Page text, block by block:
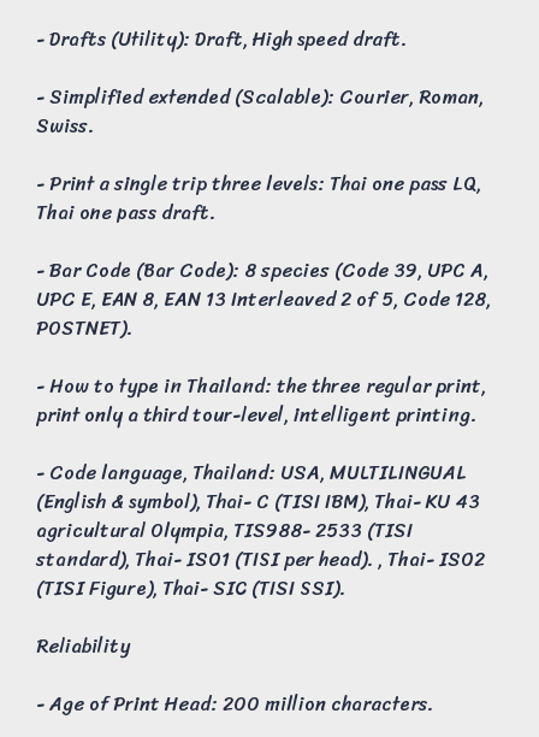
- Drafts (Utility): Draft, High speed draft.
- Simplified extended (Scalable): Courier, Roman,
Swiss.
- Print a single trip three levels: Thai one pass LQ,
Thai one pass draft.
- Bar Code (Bar Code): 8 species (Code 39, UPC A,
UPC E, EAN 8, EAN 13 Interleaved 2 of 5, Code 128,
POSTNET).
- How to type in Thailand: the three regular print,
print only a third tour-level, intelligent printing.
- Code language, Thailand: USA, MULTILINGUAL
(English & symbol), Thai- C (TISI IBM), Thai- KU 43
agricultural Olympia, TIS988- 2533 (TISI
standard), Thai- ISO1 (TISI per head). , Thai- ISO2
(TISI Figure), Thai- SIC (TISI SSI).
Reliability
- Age of Print Head: 200 million characters.